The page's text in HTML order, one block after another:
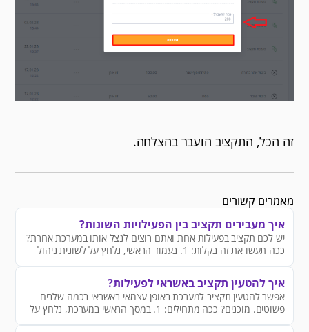
זה הכל, התקציב הועבר בהצלחה.
מאמרים קשורים
איך מעבירים תקציב בין הפעילויות השונות?
יש לכם תקציב בפעילות אחת ואתם רוצים לנצל אותו במערכת אחרת?
ככה תעשו את זה בקלות: 1. בעמוד הראשי, נלחץ על לשונית ניהול
תקציב
איך להטעין תקציב באשראי לפעילות?
אפשר להטעין תקציב למערכת באופן עצמאי באשראי בכמה שלבים
פשוטים. מוכנים? ככה מתחילים: 1. במסך הראשי במערכת, נלחץ על
כפתור הטעינה